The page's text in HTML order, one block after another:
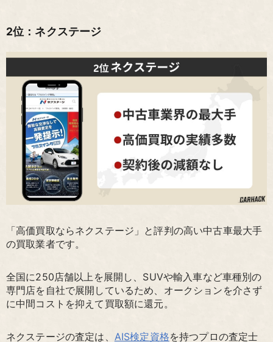
2位：ネクステージ
「高価買取ならネクステージ」と評判の高い中古車最大手
の買取業者です。
全国に250店舗以上を展開し、SUVや輸入車など車種別の
専門店を自社で展開しているため、オークションを介さず
に中間コストを抑えて買取額に還元。
ネクステージの査定は、 AIS検定資格を持つプロの査定士